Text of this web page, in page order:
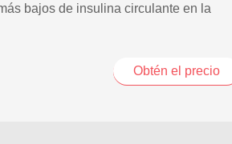
bajos de insulina circulante en la
Obtén el precio